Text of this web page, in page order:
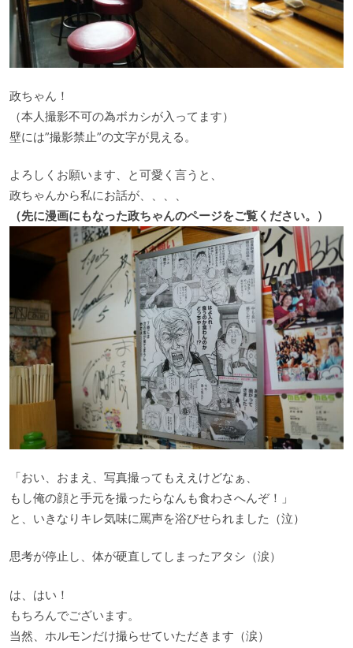
政ちゃん！
（本人撮影不可の為ボカシが入ってます）
壁には”撮影禁止”の文字が見える。
よろしくお願います、と可愛く言うと、
政ちゃんから私にお話が、、、、
（先に漫画にもなった政ちゃんのページをご覧ください。）
「おい、おまえ、写真撮ってもええけどなぁ、
もし俺の顔と手元を撮ったらなんも食わさへんぞ！」
と、いきなりキレ気味に罵声を浴びせられました（泣）
思考が停止し、体が硬直してしまったアタシ（涙）
は、はい！
もちろんでございます。
当然、ホルモンだけ撮らせていただきます（涙）